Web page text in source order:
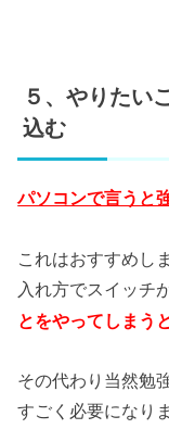
５、やりたい
込む
パソコンで言うと
これはおすすめし
入れ方でスイッチ
とをやってしまう
その代わり当然勉
すごく必要になり